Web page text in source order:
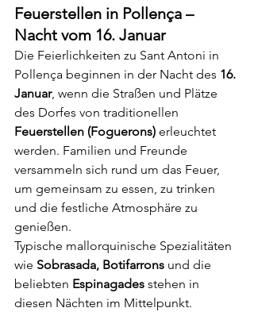
Feuerstellen in Pollença –
Nacht vom 16. Januar
Die Feierlichkeiten zu Sant Antoni in
Pollença beginnen in der Nacht des 16.
Januar, wenn die Straßen und Plätze
des Dorfes von traditionellen
Feuerstellen (Foguerons) erleuchtet
werden. Familien und Freunde
versammeln sich rund um das Feuer,
um gemeinsam zu essen, zu trinken
und die festliche Atmosphäre zu
genießen.
Typische mallorquinische Spezialitäten
wie Sobrasada, Botifarrons und die
beliebten Espinagades stehen in
diesen Nächten im Mittelpunkt.